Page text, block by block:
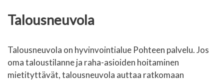
Talousneuvola
Talousneuvola on hyvinvointialue Pohteen palvelu. Jos
oma taloustilanne ja raha-asioiden hoitaminen
mietityttävät, talousneuvola auttaa ratkomaan